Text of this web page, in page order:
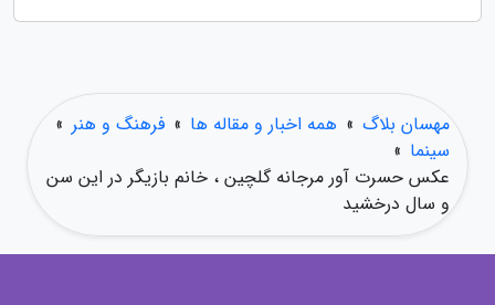
مهسان بلاگ » همه اخبار و مقاله ها » فرهنگ و هنر »
سینما »
عکس حسرت آور مرجانه گلچین ، خانم بازیگر در این سن
و سال درخشید